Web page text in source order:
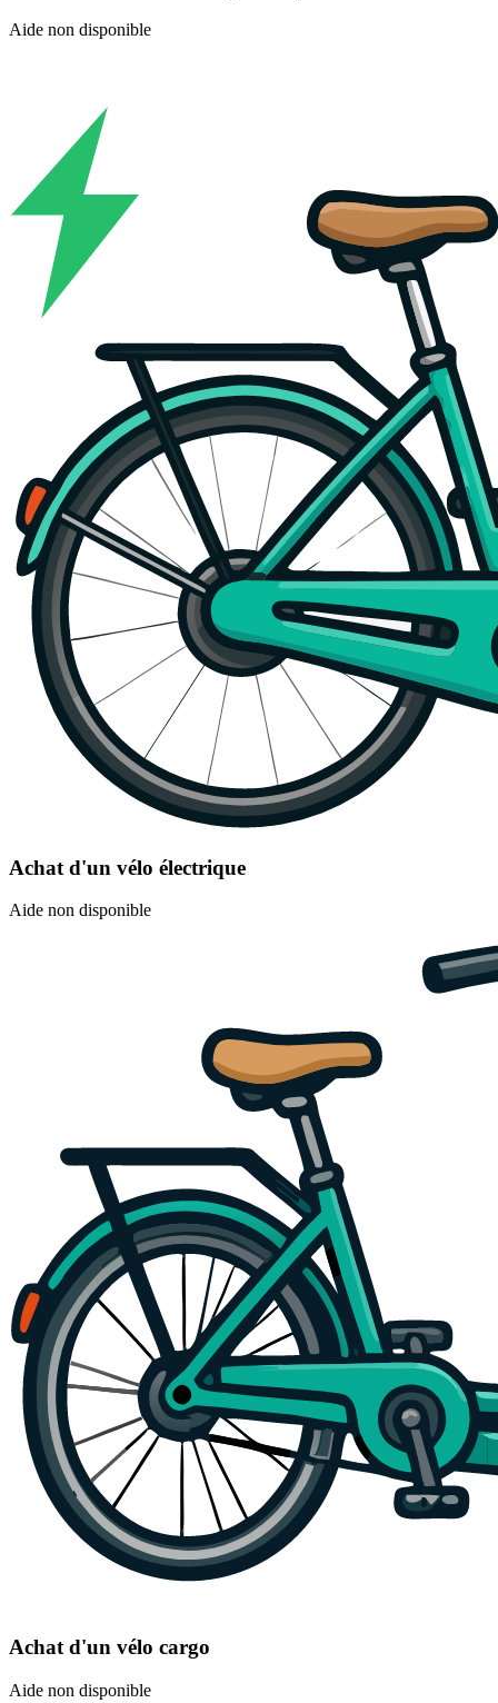
Aide non disponible
Achat d'un vélo électrique
Aide non disponible
Achat d'un vélo cargo
Aide non disponible